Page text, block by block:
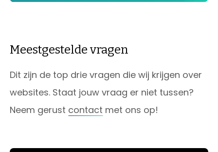
Meestgestelde vragen
Dit zijn de top drie vragen die wij krijgen over
websites. Staat jouw vraag er niet tussen?
Neem gerust contact met ons op!